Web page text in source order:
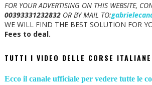
FOR YOUR ADVERTISING ON THIS WEBSITE,
00393331232832OR BY MAIL TO:
WE WILL FIND THE BEST SOLUTION FOR
Fees to deal.
TUTTI I VIDEO DELLE CORSE ITALIANE
Ecco il canale ufficiale per vedere tutte le